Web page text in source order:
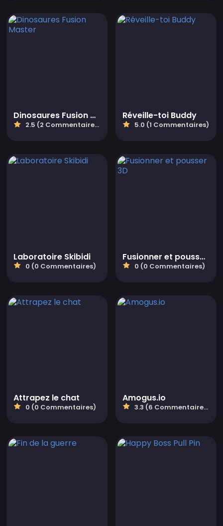
Dinosaures Fusion Master
2.5 (2 Commentaires)
Réveille-toi Buddy
5.0 (1 Commentaires)
Laboratoire Skibidi
0 (0 Commentaires)
Fusionner et pousser 3D
0 (0 Commentaires)
Attrapez le chat
0 (0 Commentaires)
Amogus.io
3.3 (6 Commentaires)